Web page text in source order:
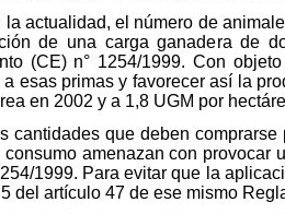
la actualidad, el número de
de una carga ganadera de
(CE) n° 1254/1999. Con
a esas primas y favorecer así la
en 2002 y a 1,8 UGM por
cantidades que deben
amenazan con provocar
1999. Para evitar que la
del artículo 47 de ese mismo